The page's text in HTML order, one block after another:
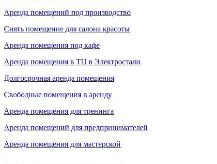
Аренда помещений под производство
Снять помещение для салона красоты
Аренда помещения под кафе
Аренда помещения в ТЦ в Электростали
Долгосрочная аренда помещения
Свободные помещения в аренду
Аренда помещения для тренинга
Аренда помещений для предпринимателей
Аренда помещения для мастерской